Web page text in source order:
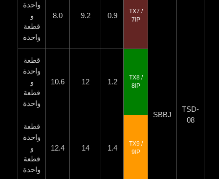
TSD-
08
SBBJ
TX7 /
7IP
0.9
9.2
8.0
واحدة
قطعة
واحدة
TX8 /
8IP
1.2
12
10.6
قطعة
واحدة
قطعة
واحدة
TX9 /
9IP
1.4
14
12.4
قطعة
واحدة
قطعة
واحدة